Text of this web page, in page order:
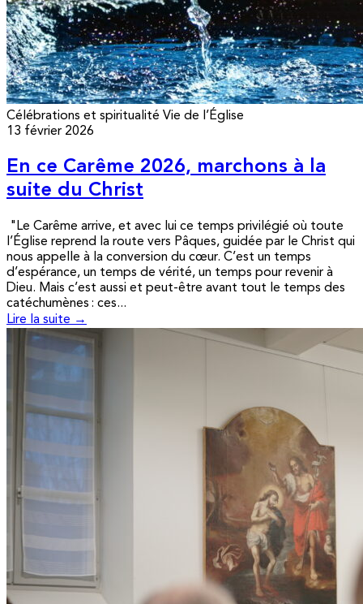
Célébrations et spiritualité Vie de l’Église
13 février 2026
En ce Carême 2026, marchons à la
suite du Christ
"Le Carême arrive, et avec lui ce temps privilégié où toute
l’Église reprend la route vers Pâques, guidée par le Christ qui
nous appelle à la conversion du cœur. C’est un temps
d’espérance, un temps de vérité, un temps pour revenir à
Dieu. Mais c’est aussi et peut-être avant tout le temps des
catéchumènes : ces...
Lire la suite →